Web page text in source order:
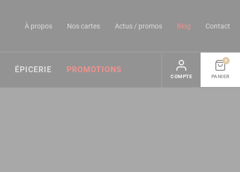
À propos Nos cartes Actus / promos Blog Contact
ÉPICERIE PROMOTIONS
COMPTE PANIER
0